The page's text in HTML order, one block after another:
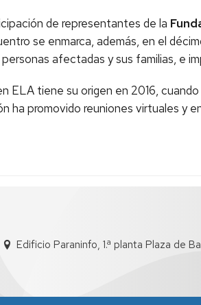
de representantes de la
se enmarca, además, en el
afectadas y sus familias, e
ELA tiene su origen en 2016,
ha promovido reuniones virtuales y
Edificio Paraninfo, 1.ª planta Plaza de